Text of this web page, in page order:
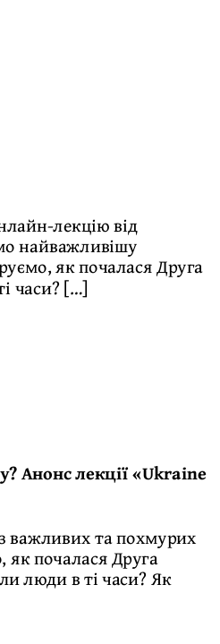
лекцію від
найважливішу
як почалася Друга
часи? […]
Анонс лекції «Ukraine
важливих та похмурих
як почалася Друга
люди в ті часи? Як